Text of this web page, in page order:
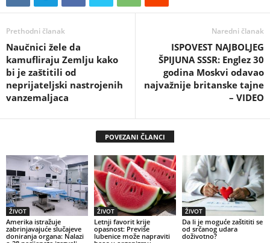
Prethodni članak
Naučnici žele da
kamufliraju Zemlju kako
bi je zaštitili od
neprijateljski nastrojenih
vanzemaljaca
Naredni članak
ISPOVEST NAJBOLJEG
ŠPIJUNA SSSR: Englez 30
godina Moskvi odavao
najvažnije britanske tajne
– VIDEO
POVEZANI ČLANCI
ŽIVOT
Amerika istražuje
zabrinjavajuće slučajeve
doniranja organa: Nalazi
ŽIVOT
Letnji favorit krije
opasnost: Previše
lubenice može napraviti
ŽIVOT
Da li je moguće zaštititi se
od srčanog udara
doživotno?